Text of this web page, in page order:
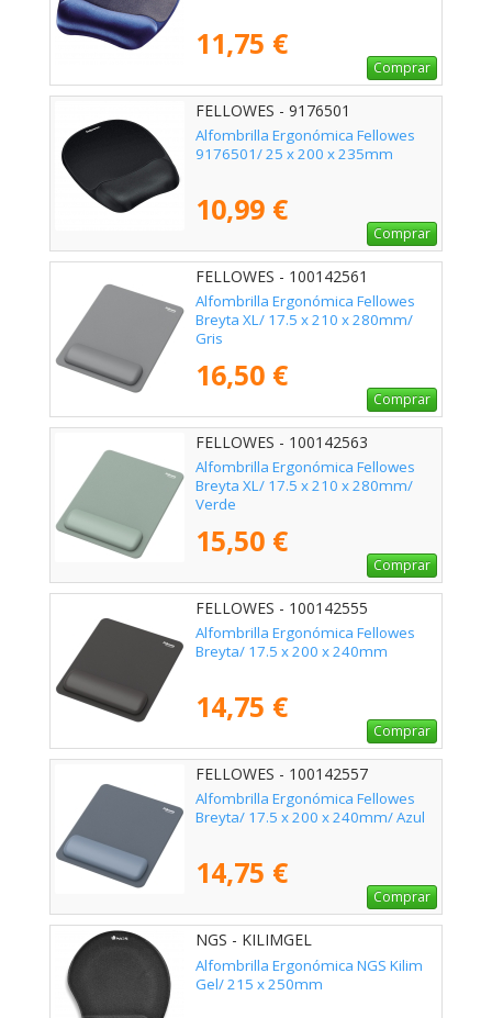
11,75 €
Comprar
FELLOWES - 9176501
Alfombrilla Ergonómica Fellowes
9176501/ 25 x 200 x 235mm
10,99 €
Comprar
FELLOWES - 100142561
Alfombrilla Ergonómica Fellowes
Breyta XL/ 17.5 x 210 x 280mm/
Gris
16,50 €
Comprar
FELLOWES - 100142563
Alfombrilla Ergonómica Fellowes
Breyta XL/ 17.5 x 210 x 280mm/
Verde
15,50 €
Comprar
FELLOWES - 100142555
Alfombrilla Ergonómica Fellowes
Breyta/ 17.5 x 200 x 240mm
14,75 €
Comprar
FELLOWES - 100142557
Alfombrilla Ergonómica Fellowes
Breyta/ 17.5 x 200 x 240mm/ Azul
14,75 €
Comprar
NGS - KILIMGEL
Alfombrilla Ergonómica NGS Kilim
Gel/ 215 x 250mm